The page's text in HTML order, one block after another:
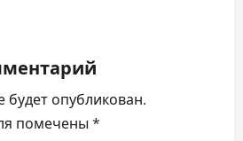
будет опубликован.
помечены *